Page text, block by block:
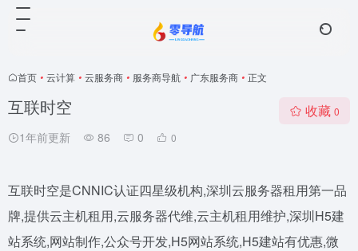
首页 • 云计算 • 云服务商 • 服务商导航 • 广东服务商 • 正文
互联时空
1年前更新 86 0 0
收藏 0
互联时空是CNNIC认证四星级机构,深圳云服务器租用第一品
牌,提供云主机租用,云服务器代维,云主机租用维护,深圳H5建
站系统,网站制作,公众号开发,H5网站系统,H5建站有优惠,微